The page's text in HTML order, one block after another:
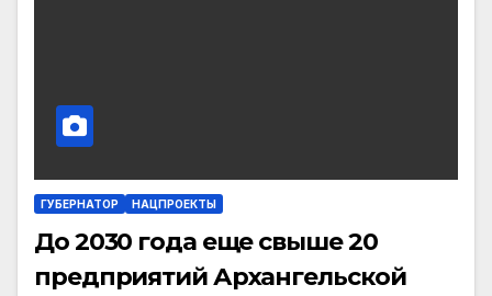
ГУБЕРНАТОР НАЦПРОЕКТЫ
До 2030 года еще свыше 20
предприятий Архангельской